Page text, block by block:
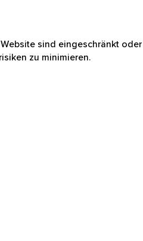
sind eingeschränkt
zu minimieren.